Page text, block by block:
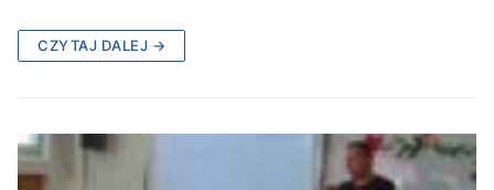
CZYTAJ DALEJ →